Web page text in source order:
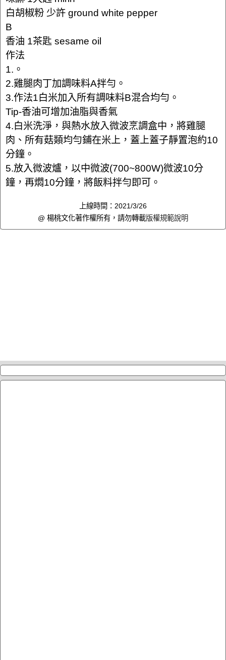
白胡椒粉 少許 ground white pepper
B
香油 1茶匙 sesame oil
作法
1.。
2.雞腿肉丁加調味料A拌勻。
3.作法1白米加入所有調味料B混合均勻。
Tip-香油可增加油脂與香氣
4.白米洗淨，與熱水放入微波烹調盒中，將雞腿
肉、所有菇類均勻鋪在米上，蓋上蓋子靜置泡約10
分鐘。
5.放入微波爐，以中微波(700~800W)微波10分
鐘，再燜10分鐘，將飯料拌勻即可。
上線時間：2021/3/26
@ 楊桃文化著作權所有，請勿轉載版權規範說明